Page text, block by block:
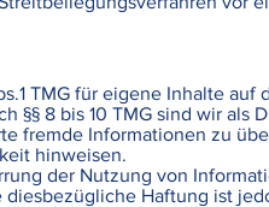
TMG für eigene Inhalte auf
§§ 8 bis 10 TMG sind wir als
fremde Informationen zu
hinweisen.
der Nutzung von
Haftung ist